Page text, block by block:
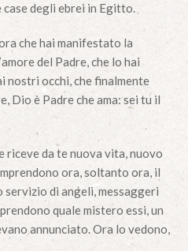
degli ebrei in Egitto.
che hai manifestato la
del Padre, che lo hai
occhi, che finalmente
Dio è Padre che ama: sei tu il
riceve da te nuova vita, nuovo
ora, soltanto ora, il
di angeli, messaggeri
quale mistero essi, un
annunciato. Ora lo vedono,